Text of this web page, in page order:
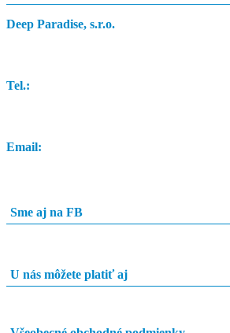
Deep Paradise, s.r.o.
Tel.:
Email:
Sme aj na FB
U nás môžete platiť aj